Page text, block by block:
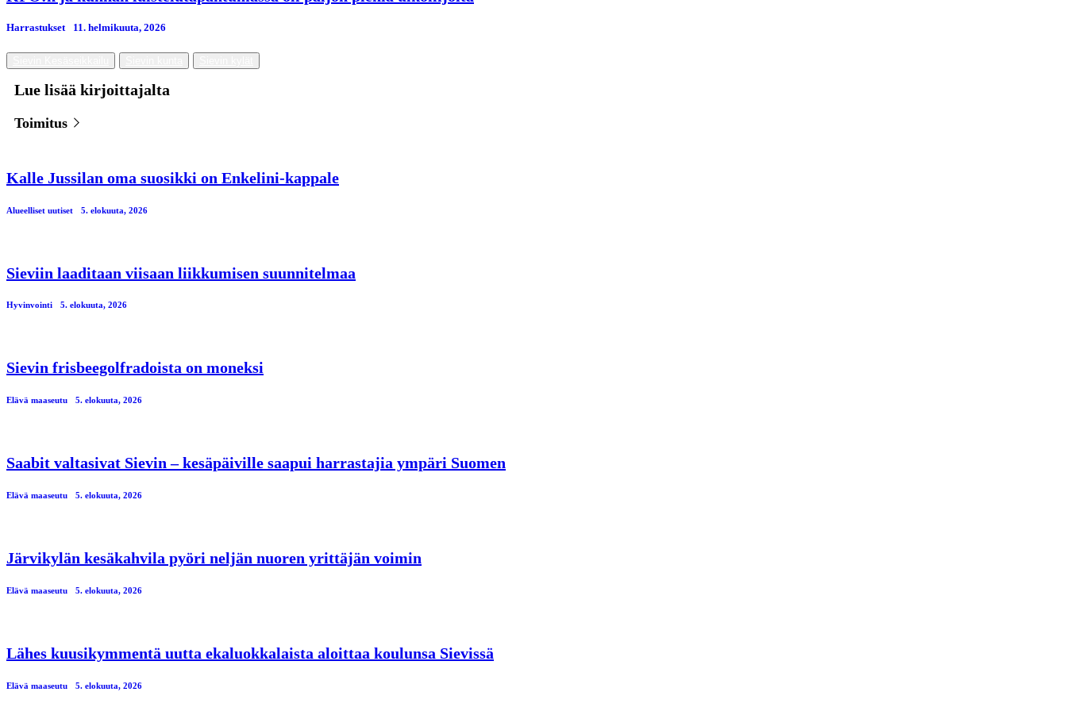
Harrastukset 11. helmikuuta, 2026
Lue lisää kirjoittajalta
Toimitus
Kalle Jussilan oma suosikki on Enkelini-kappale
Alueelliset uutiset 5. elokuuta, 2026
Sieviin laaditaan viisaan liikkumisen suunnitelmaa
Hyvinvointi 5. elokuuta, 2026
Sievin frisbeegolfradoista on moneksi
Elävä maaseutu 5. elokuuta, 2026
Saabit valtasivat Sievin – kesäpäiville saapui harrastajia ympäri Suomen
Elävä maaseutu 5. elokuuta, 2026
Järvikylän kesäkahvila pyöri neljän nuoren yrittäjän voimin
Elävä maaseutu 5. elokuuta, 2026
Lähes kuusikymmentä uutta ekaluokkalaista aloittaa koulunsa Sievissä
Elävä maaseutu 5. elokuuta, 2026